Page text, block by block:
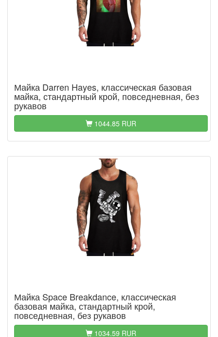
Майка Darren Hayes, классическая базовая
майка, стандартный крой, повседневная, без
рукавов
1044.85 RUR
Майка Space Breakdance, классическая
базовая майка, стандартный крой,
повседневная, без рукавов
1034.59 RUR